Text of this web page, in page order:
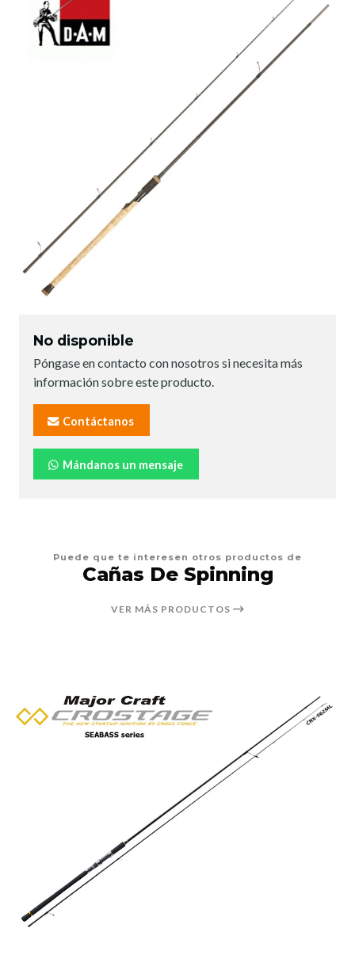
No disponible
Póngase en contacto con nosotros si necesita más
información sobre este producto.
Contáctanos
Mándanos un mensaje
Puede que te interesen otros productos de
Cañas De Spinning
VER MÁS PRODUCTOS